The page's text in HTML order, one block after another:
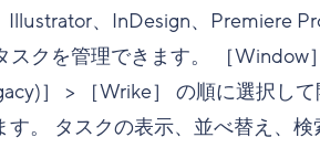
Illustrator、InDesign、Premiere
スクを管理できます。 ［Window
］ > ［Wrike］ の順に選択し
す。 タスクの表示、並べ替え、検